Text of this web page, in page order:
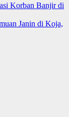
Korban Banjir di
Janin di Koja,